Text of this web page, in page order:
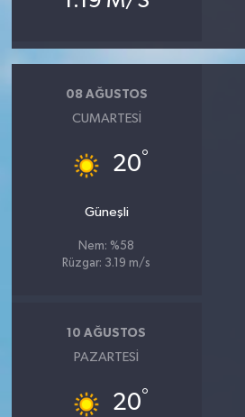
08 AĞUSTOS
CUMARTESI
20°
Güneşli
Nem: %58
Rüzgar: 3.19 m/s
10 AĞUSTOS
PAZARTESI
20°